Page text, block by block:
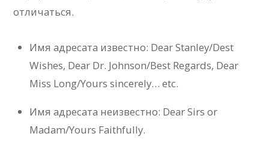
отличаться.
Имя адресата известно: Dear Stanley/Dest
Wishes, Dear Dr. Johnson/Best Regards, Dear
Miss Long/Yours sincerely… etc.
Имя адресата неизвестно: Dear Sirs or
Madam/Yours Faithfully.